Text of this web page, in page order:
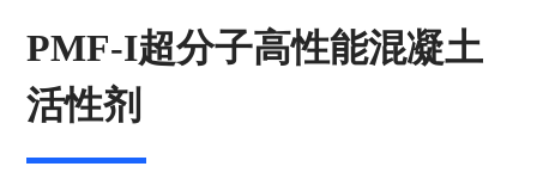
PMF-I超分子高性能混凝土
活性剂